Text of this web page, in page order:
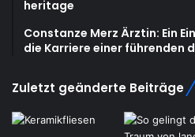
heritage
Constanze Merz Ärztin: Ein
die Karriere einer führenden
Zuletzt geänderte Beiträge